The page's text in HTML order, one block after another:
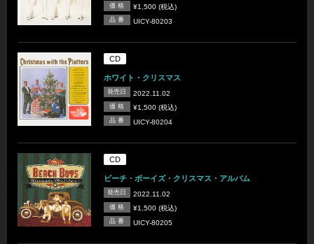
価 格 ¥1,500 (税込)
品 番 UICY-80203
CD
ホワイト・クリスマス
発売日 2022.11.02
価 格 ¥1,500 (税込)
品 番 UICY-80204
CD
ビーチ・ボーイズ・クリスマス・アルバム
発売日 2022.11.02
価 格 ¥1,500 (税込)
品 番 UICY-80205